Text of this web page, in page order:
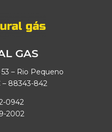
GAS
– Rio Pequeno
– 88343-842
0942
2002